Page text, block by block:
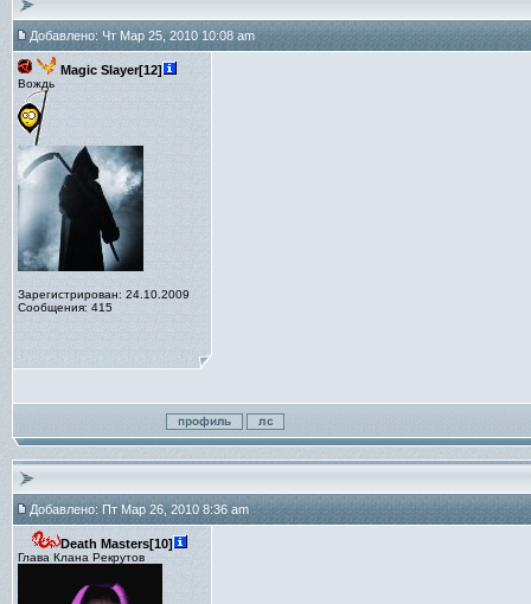
Добавлено: Чт Мар 25, 2010 10:08 am
Magic Slayer[12]
Вождь
Зарегистрирован: 24.10.2009
Сообщения: 415
Добавлено: Пт Мар 26, 2010 8:36 am
Death Masters[10]
Глава Клана Рекрутов